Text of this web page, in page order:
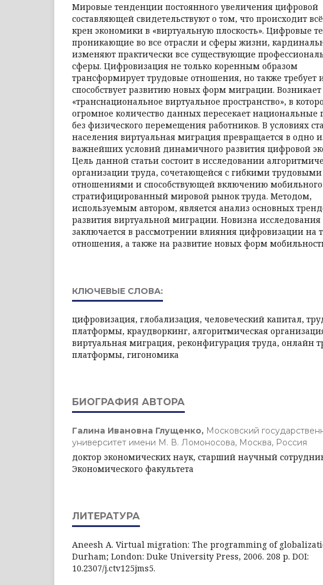
Мировые тенденции постоянного увеличения цифровой
составляющей свидетельствуют о том, что происходит
крен экономики в «виртуальную плоскость». Цифровые
проникающие во все отрасли и сферы жизни,
изменяют практически все существующие
сферы. Цифровизация не только коренным образом
трансформирует трудовые отношения, но также требует
способствует развитию новых форм миграции. Возникает
«транснациональное виртуальное пространство», в
огромное количество данных пересекает национальные
без физического перемещения работников. В условиях
населения виртуальная миграция превращается в одно
важнейших условий динамичного развития цифровой
Цель данной статьи состоит в исследовании
организации труда, сочетающейся с гибкими трудовыми
отношениями и способствующей включению мобильного
стратифицированный мировой рынок труда. Методом,
используемым автором, является анализ основных
развития виртуальной миграции. Новизна исследования
заключается в рассмотрении влияния цифровизации на
отношения, а также на развитие новых форм
КЛЮЧЕВЫЕ СЛОВА:
цифровизация, глобализация, человеческий капитал,
платформы, краудворкинг, алгоритмическая
виртуальная миграция, реконфигурация труда, онлайн
платформы, гигономика
БИОГРАФИЯ АВТОРА
Галина Ивановна Глущенко, Московский
университет имени М. В. Ломоносова, Москва, Россия
доктор экономических наук, старший научный
Экономического факультета
ЛИТЕРАТУРА
Aneesh A. Virtual migration: The programming of
Durham; London: Duke University Press, 2006. 208 p. DOI:
10.2307/j.ctv125jms5.